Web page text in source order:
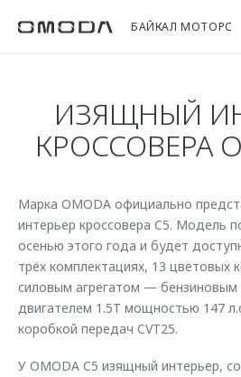
БАЙКАЛ МОТОРС
Модели
от 2 299 000 ₽*
C7
от 2 739 000 ₽*
Покупателям
Сравнить комплектации
Записаться на тест-драйв
Cпецпредложения
Прайс-листы
OMODA Лизинг
Кредит и страхование
Владельцам
Записаться на сервис
Кузовной ремонт
Поддержка
Помощь на дороге
Гарантия
Дополнительная техническая
Мир OMODA
Новости
Онлайн-сервисы
Приложение O&J
Клуб владельцев OMODA
ИЗЯЩНЫЙ
КРОССОВЕРА
Марка OMODA официально
интерьер кроссовера C5. Модель
осенью этого года и будет
трёх комплектациях, 13 цветовых
силовым агрегатом —
двигателем 1.5T мощностью 147
коробкой передач CVT25.
У OMODA C5 изящный интерьер,